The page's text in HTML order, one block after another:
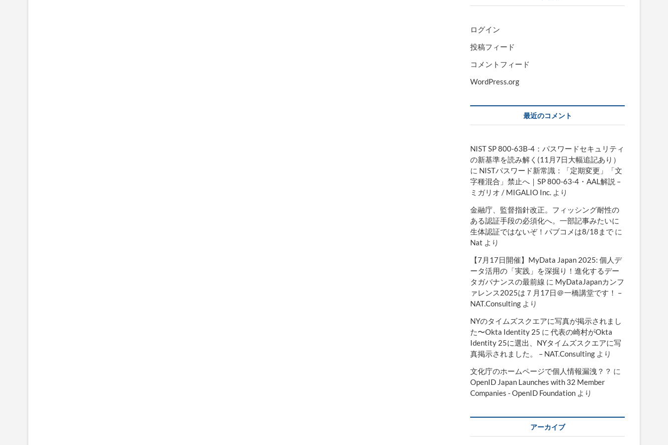
ログイン
投稿フィード
コメントフィード
WordPress.org
最近のコメント
NIST SP 800-63B-4：パスワードセキュリティ
の新基準を読み解く(11月7日大幅追記あり）
に NISTパスワード新常識：「定期変更」「文
字種混合」禁止へ｜SP 800-63-4・AAL解説 –
ミガリオ / MIGALIO Inc.
より
金融庁、監督指針改正。フィッシング耐性の
ある認証手段の必須化へ。一部記事みたいに
生体認証ではないぞ！パブコメは8/18まで に
Nat より
【7月17日開催】MyData Japan 2025: 個人デ
ータ活用の「実践」を深掘り！進化するデー
タガバナンスの最前線 に MyDataJapanカンフ
ァレンス2025は７月17日＠一橋講堂です！ –
NAT.Consulting より
NYのタイムズスクエアに写真が掲示されまし
た〜Okta Identity 25 に 代表の崎村がOkta
Identity 25に選出、NYタイムズスクエアに写
真掲示されました。 – NAT.Consulting より
文化庁のホームページで個人情報漏洩？？ に
OpenID Japan Launches with 32 Member
Companies - OpenID Foundation より
アーカイブ